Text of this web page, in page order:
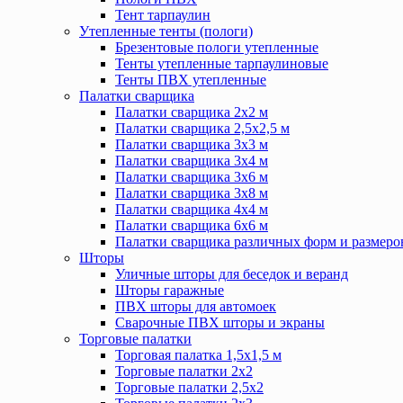
Тент тарпаулин
Утепленные тенты (пологи)
Брезентовые пологи утепленные
Тенты утепленные тарпаулиновые
Тенты ПВХ утепленные
Палатки сварщика
Палатки сварщика 2х2 м
Палатки сварщика 2,5х2,5 м
Палатки сварщика 3х3 м
Палатки сварщика 3х4 м
Палатки сварщика 3х6 м
Палатки сварщика 3х8 м
Палатки сварщика 4х4 м
Палатки сварщика 6х6 м
Палатки сварщика различных форм и
Шторы
Уличные шторы для беседок и веранд
Шторы гаражные
ПВХ шторы для автомоек
Сварочные ПВХ шторы и экраны
Торговые палатки
Торговая палатка 1,5х1,5 м
Торговые палатки 2х2
Торговые палатки 2,5х2